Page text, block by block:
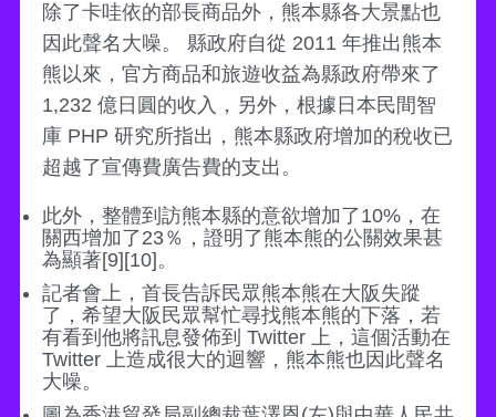
除了卡哇依的部長商品外，熊本縣各大景點也
因此聲名大噪。 縣政府自從 2011 年推出熊本
熊以來，官方商品和旅遊收益為縣政府帶來了
1,232 億日圓的收入，另外，根據日本民間智
庫 PHP 研究所指出，熊本縣政府增加的稅收已
超越了宣傳費廣告費的支出。
此外，整體到訪熊本縣的意欲增加了10%，在
關西增加了23％，證明了熊本熊的公關效果甚
為顯著[9][10]。
記者會上，首長告訴民眾熊本熊在大阪失蹤
了，希望大阪民眾幫忙尋找熊本熊的下落，若
有看到他將訊息發佈到 Twitter 上，這個活動在
Twitter 上造成很大的迴響，熊本熊也因此聲名
大噪。